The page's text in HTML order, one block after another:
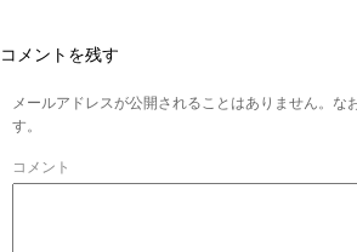
コメントを残す
メールアドレスが公開されることはありません。な
す。
コメント